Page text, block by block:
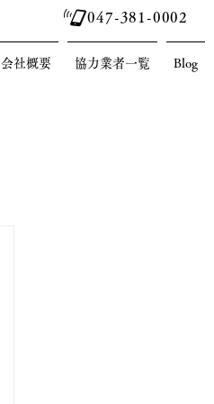
047-381-0002
会社概要 協力業者一覧 Blog